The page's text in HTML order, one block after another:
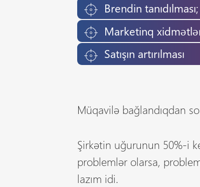
Brendin tanıdılması;
Marketinq
Satışın artırılması
Müqavilə bağlandıqdan
Şirkətin uğurunun 50%-i
problemlər olarsa,
lazım idi.